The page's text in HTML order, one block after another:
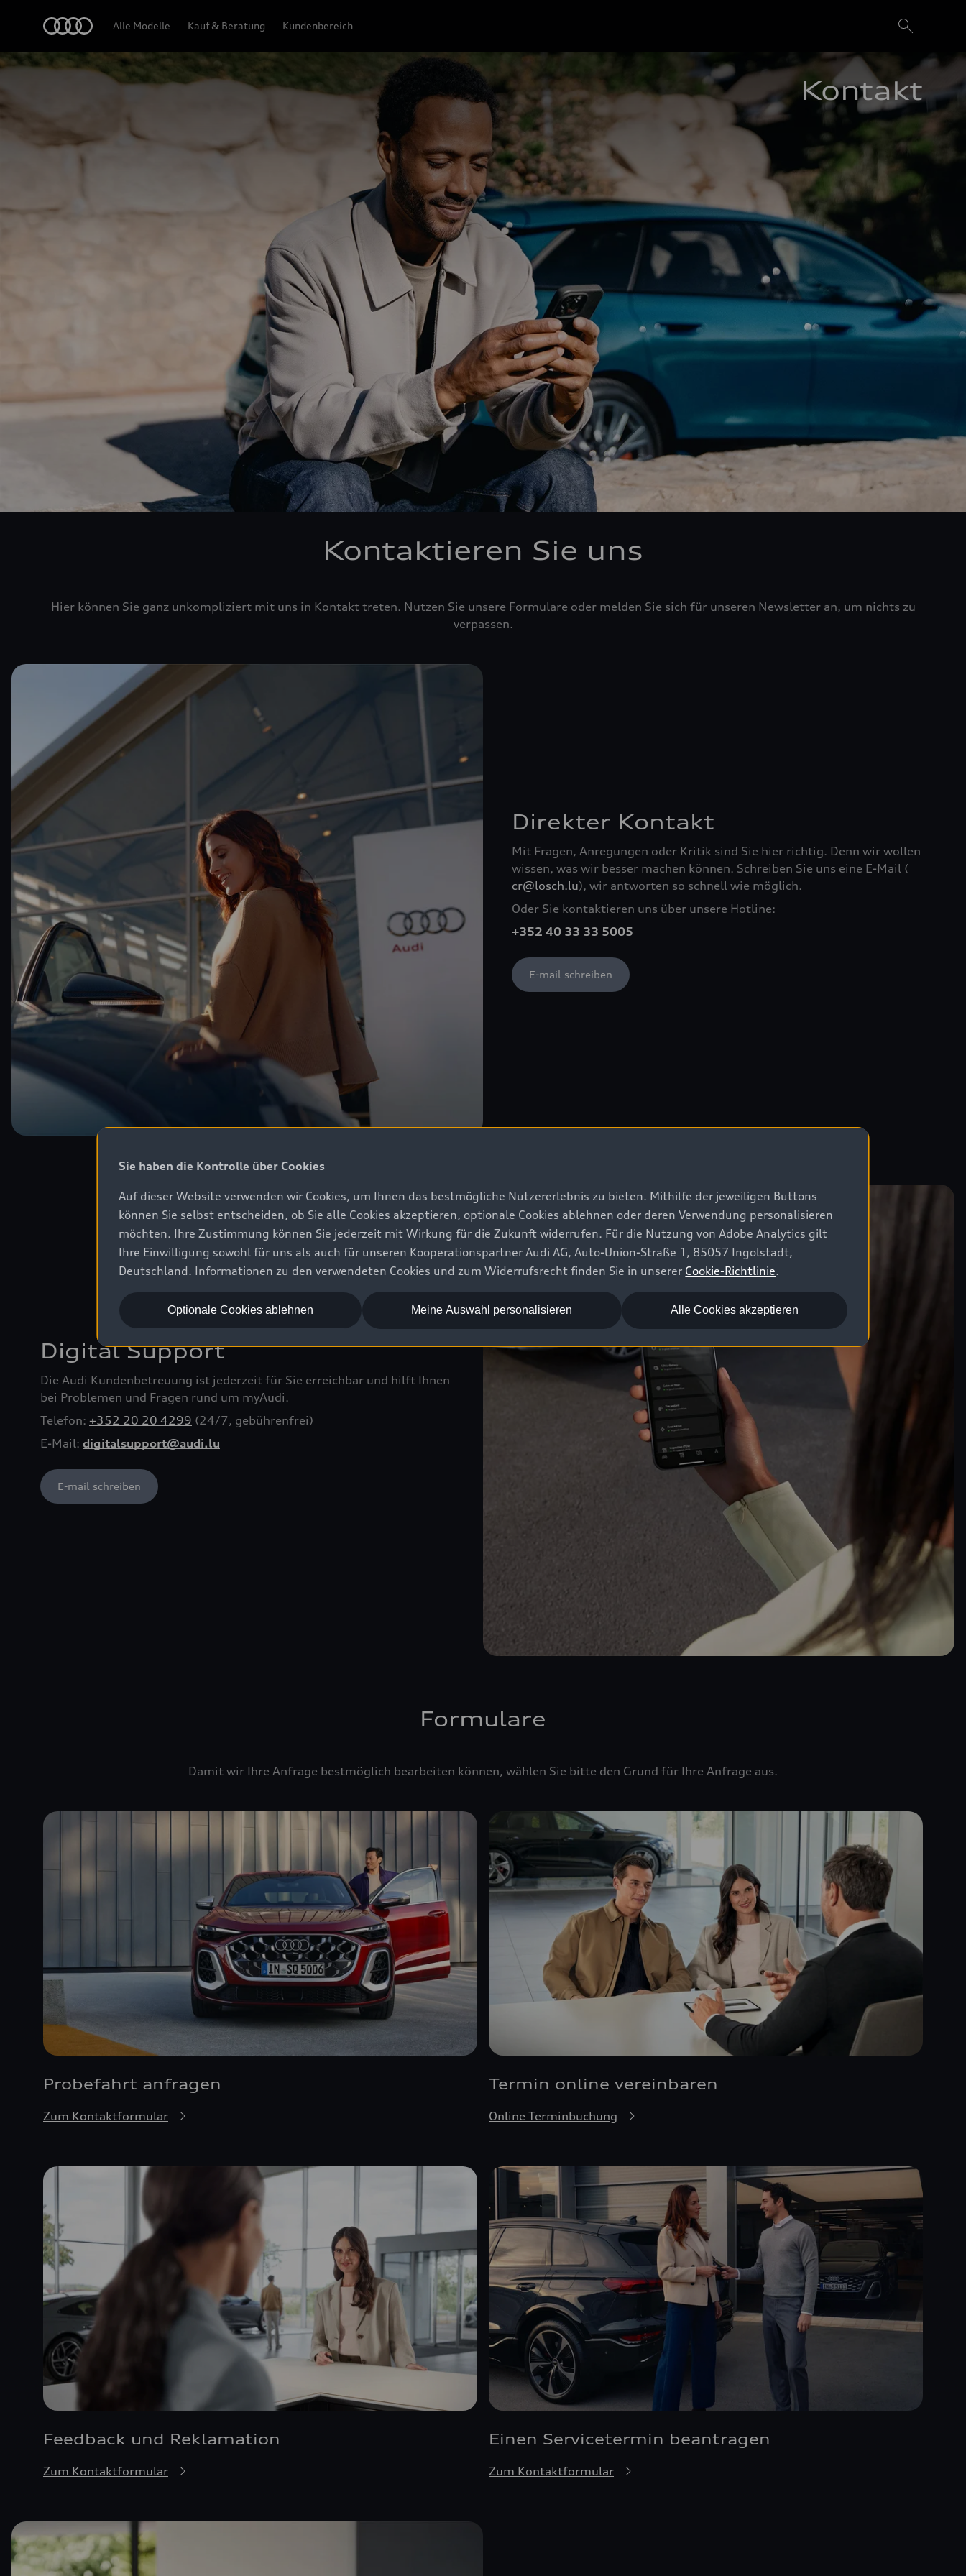
Alle Modelle Kauf & Beratung Kundenbereich
Kontakt
Kontaktieren Sie uns
Hier können Sie ganz unkompliziert mit uns in Kontakt treten. Nutzen Sie unsere Formulare oder melden Sie sich für unseren Newsletter an, um nichts zu
verpassen.
Direkter Kontakt
Mit Fragen, Anregungen oder Kritik sind Sie hier richtig. Denn wir wollen
wissen, was wir besser machen können. Schreiben Sie uns eine E-Mail (
cr@losch.lu), wir antworten so schnell wie möglich.
Oder Sie kontaktieren uns über unsere Hotline:
+352 40 33 33 5005
E-mail schreiben
Digital Support
Die Audi Kundenbetreuung ist jederzeit für Sie erreichbar und hilft Ihnen
bei Problemen und Fragen rund um myAudi.
Telefon: +352 20 20 4299 (24/7, gebührenfrei)
E-Mail: digitalsupport@audi.lu
E-mail schreiben
Formulare
Damit wir Ihre Anfrage bestmöglich bearbeiten können, wählen Sie bitte den Grund für Ihre Anfrage aus.
Probefahrt anfragen
Zum Kontaktformular
Termin online vereinbaren
Online Terminbuchung
Feedback und Reklamation
Zum Kontaktformular
Einen Servicetermin beantragen
Zum Kontaktformular
Sie haben die Kontrolle über Cookies
Auf dieser Website verwenden wir Cookies, um Ihnen das bestmögliche Nutzererlebnis zu bieten. Mithilfe der jeweiligen Buttons
können Sie selbst entscheiden, ob Sie alle Cookies akzeptieren, optionale Cookies ablehnen oder deren Verwendung personalisieren
möchten. Ihre Zustimmung können Sie jederzeit mit Wirkung für die Zukunft widerrufen. Für die Nutzung von Adobe Analytics gilt
Ihre Einwilligung sowohl für uns als auch für unseren Kooperationspartner Audi AG, Auto-Union-Straße 1, 85057 Ingolstadt,
Deutschland. Informationen zu den verwendeten Cookies und zum Widerrufsrecht finden Sie in unserer Cookie-Richtlinie.
Alle Cookies akzeptieren
Optionale Cookies ablehnen Meine Auswahl personalisieren